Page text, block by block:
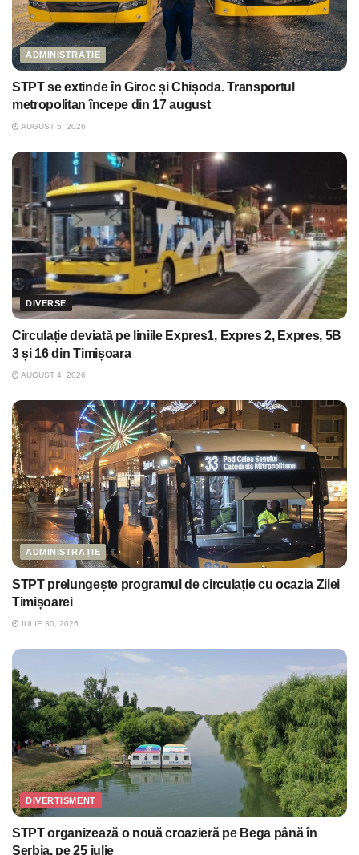
ADMINISTRAȚIE
STPT se extinde în Giroc și Chișoda. Transportul
metropolitan începe din 17 august
AUGUST 5, 2026
DIVERSE
Circulație deviată pe liniile Expres1, Expres 2, Expres, 5B
3 și 16 din Timișoara
AUGUST 4, 2026
ADMINISTRAȚIE
STPT prelungește programul de circulație cu ocazia Zilei
Timișoarei
IULIE 30, 2026
DIVERTISMENT
STPT organizează o nouă croazieră pe Bega până în
Serbia, pe 25 iulie